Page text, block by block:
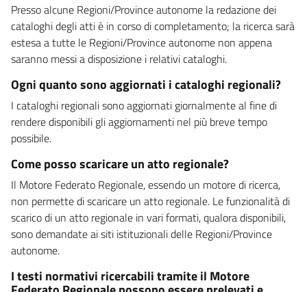
Presso alcune Regioni/Province autonome la redazione dei
cataloghi degli atti è in corso di completamento; la ricerca sarà
estesa a tutte le Regioni/Province autonome non appena
saranno messi a disposizione i relativi cataloghi.
Ogni quanto sono aggiornati i cataloghi regionali?
I cataloghi regionali sono aggiornati giornalmente al fine di
rendere disponibili gli aggiornamenti nel più breve tempo
possibile.
Come posso scaricare un atto regionale?
Il Motore Federato Regionale, essendo un motore di ricerca,
non permette di scaricare un atto regionale. Le funzionalità di
scarico di un atto regionale in vari formati, qualora disponibili,
sono demandate ai siti istituzionali delle Regioni/Province
autonome.
I testi normativi ricercabili tramite il Motore